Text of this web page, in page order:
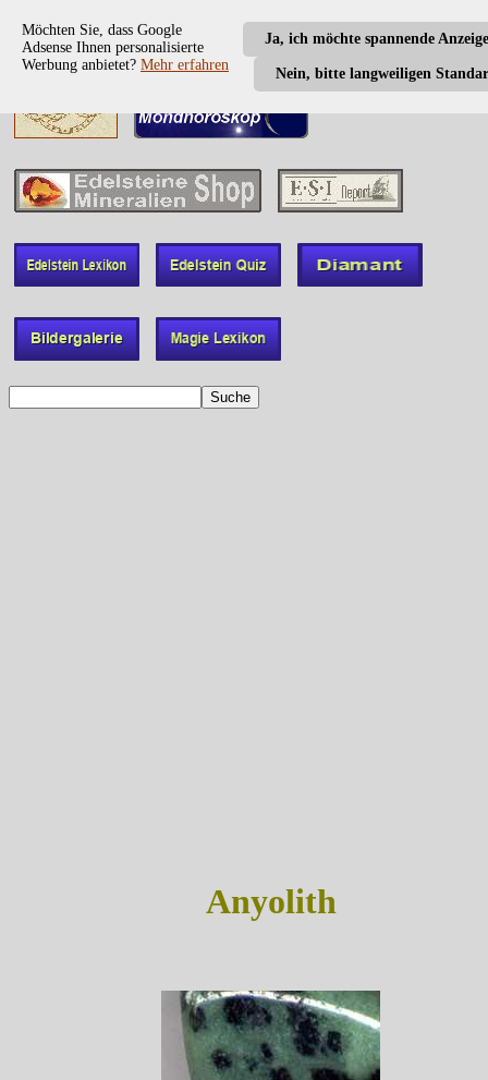
Ja, ich möchte spannende
Nein, bitte langweiligen
Möchten Sie, dass Google
Adsense Ihnen personalisierte
Werbung anbietet? Mehr erfahren
Anyolith